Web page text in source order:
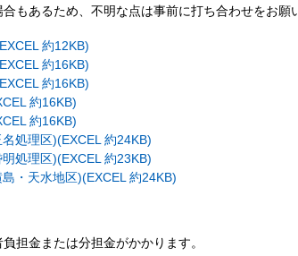
もあるため、不明な点は事前に打ち合わせをお願
約12KB)
約16KB)
約16KB)
約16KB)
約16KB)
処理区)(EXCEL 約24KB)
処理区)(EXCEL 約23KB)
・天水地区)(EXCEL 約24KB)
担金または分担金がかかります。